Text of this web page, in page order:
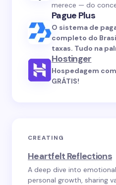
merece — do
Pague Plus
O sistema de
completo do
taxas. Tudo na
Hostinger
Hospedagem
GRÁTIS!
CREATING
Heartfelt Reflections
A deep dive into
personal growth, sharing